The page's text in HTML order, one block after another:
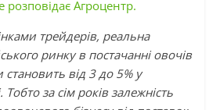
розповідає Агроцентр.
трейдерів, реальна
ринку в постачанні овочів
становить від 3 до 5% у
Тобто за сім років залежність